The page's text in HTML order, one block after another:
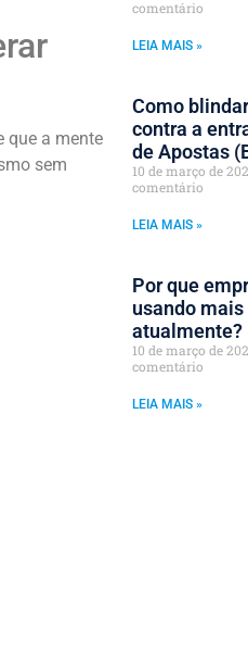
que a mente
sem
comentário
LEIA MAIS »
Como
contra a
de Apostas
10 de março de
comentário
LEIA MAIS »
Por que
usando mais
atualmente?
10 de março de
comentário
LEIA MAIS »